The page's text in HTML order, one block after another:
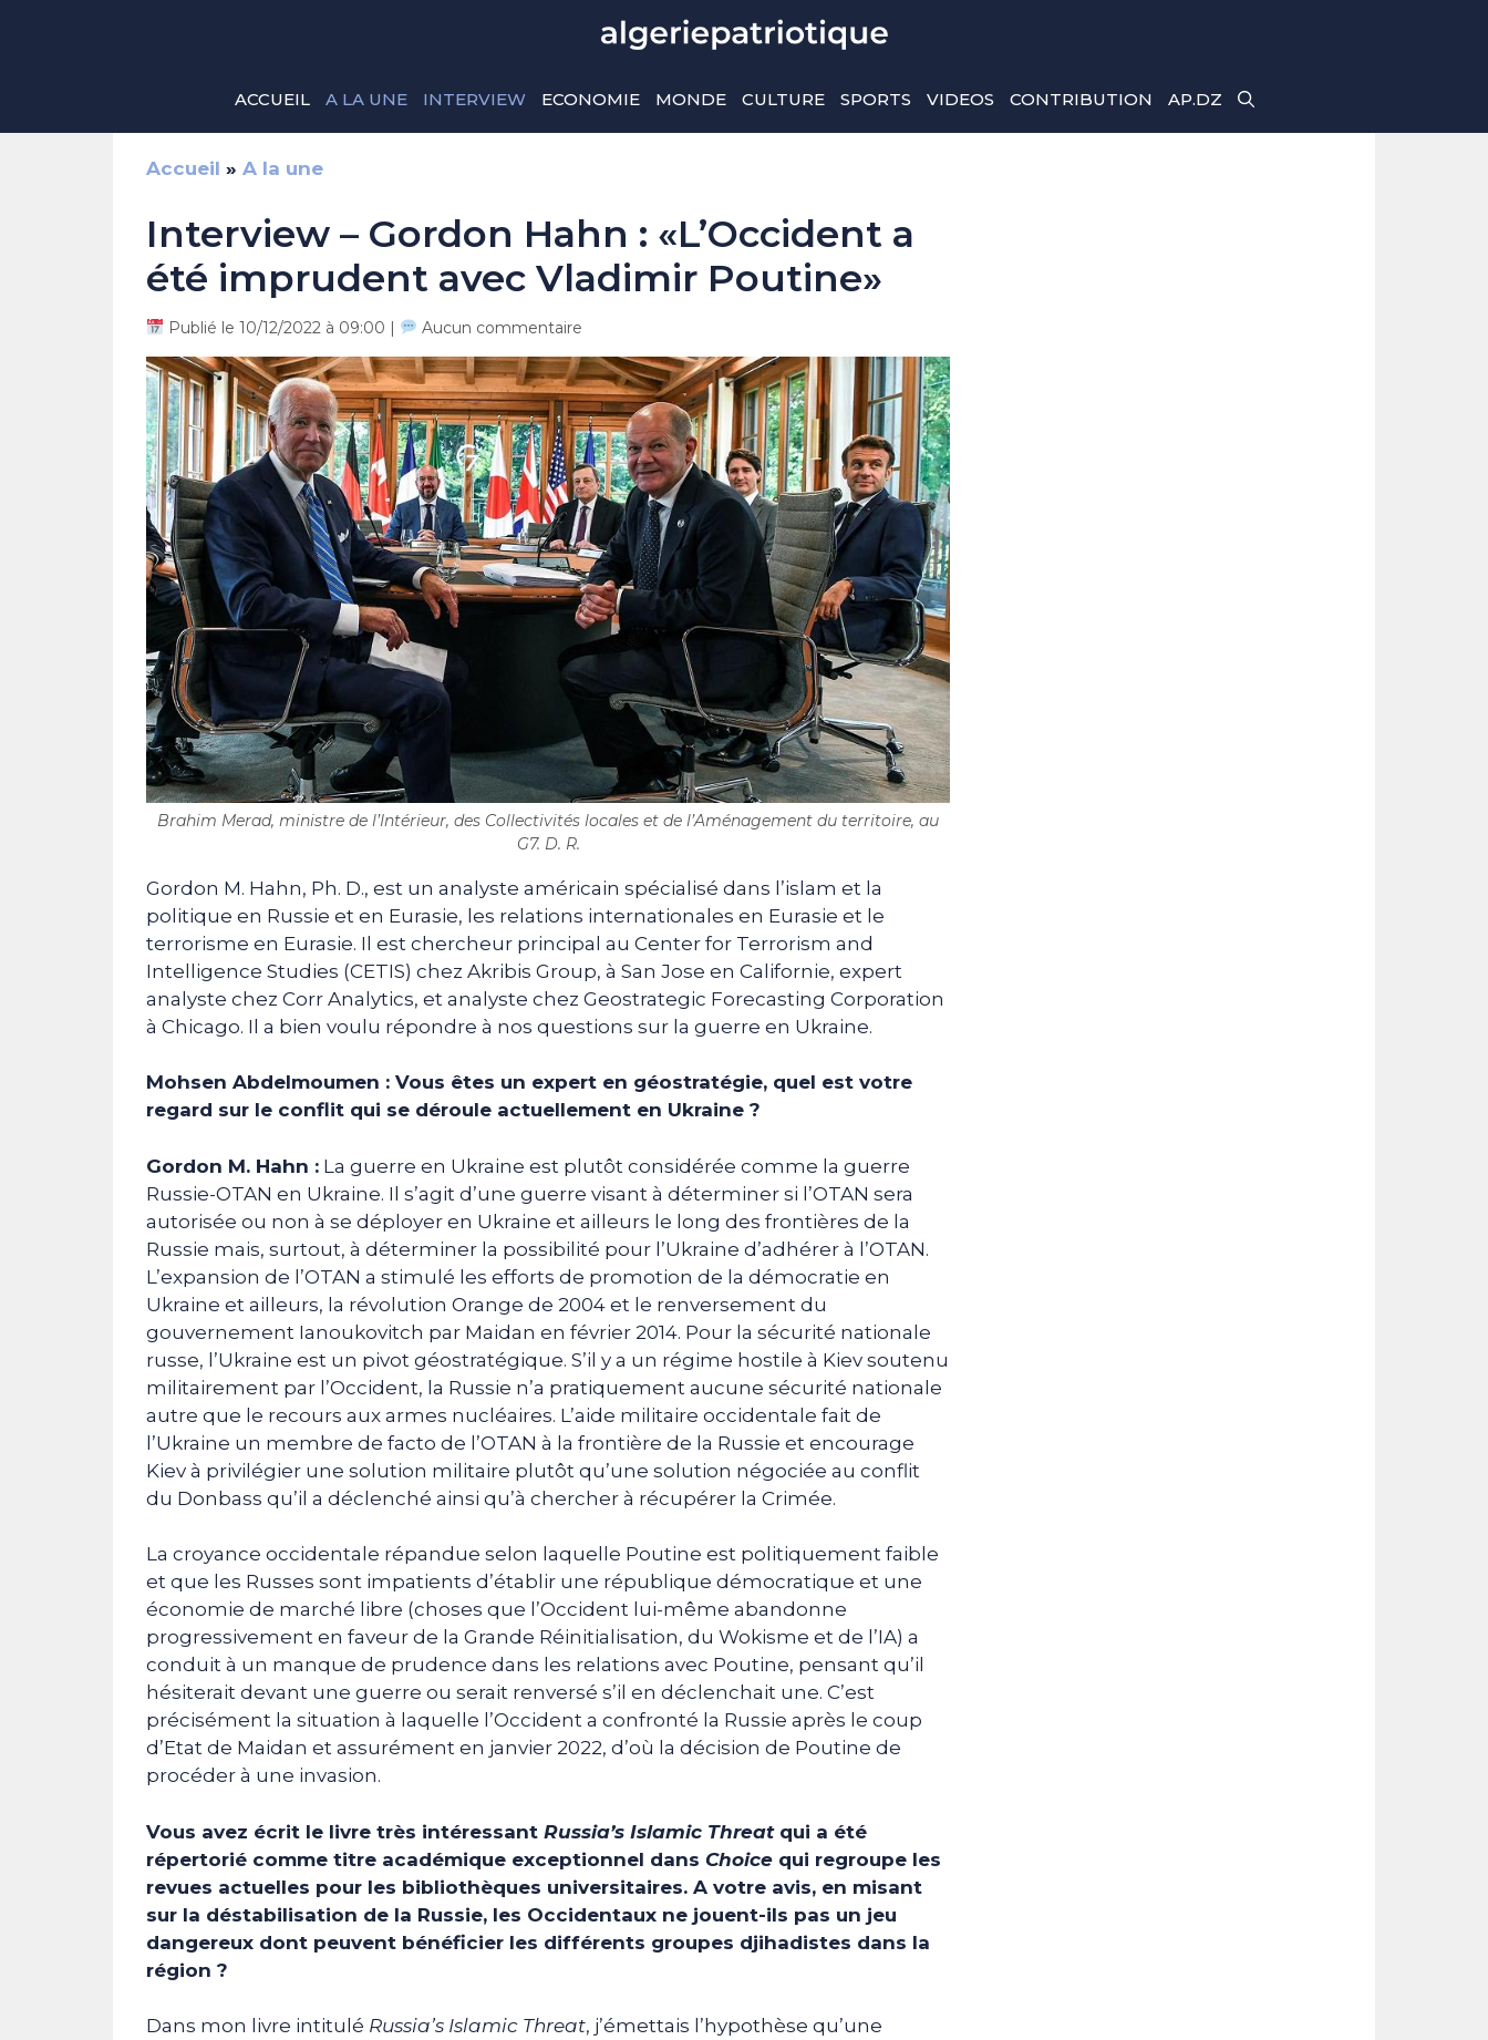
ACCUEIL A LA UNE INTERVIEW ECONOMIE MONDE CULTURE SPORTS VIDEOS CONTRIBUTION AP.DZ
Accueil » A la une
Interview – Gordon Hahn : «L’Occident a
été imprudent avec Vladimir Poutine»
Publié le 10/12/2022 à 09:00 | Aucun commentaire
Brahim Merad, ministre de l’Intérieur, des Collectivités locales et de l’Aménagement du territoire, au
G7. D. R.
Gordon M. Hahn, Ph. D., est un analyste américain spécialisé dans l’islam et la
politique en Russie et en Eurasie, les relations internationales en Eurasie et le
terrorisme en Eurasie. Il est chercheur principal au Center for Terrorism and
Intelligence Studies (CETIS) chez Akribis Group, à San Jose en Californie, expert
analyste chez Corr Analytics, et analyste chez Geostrategic Forecasting Corporation
à Chicago. Il a bien voulu répondre à nos questions sur la guerre en Ukraine.
Mohsen Abdelmoumen : Vous êtes un expert en géostratégie, quel est votre
regard sur le conflit qui se déroule actuellement en Ukraine ?
Gordon M. Hahn : La guerre en Ukraine est plutôt considérée comme la guerre
Russie-OTAN en Ukraine. Il s’agit d’une guerre visant à déterminer si l’OTAN sera
autorisée ou non à se déployer en Ukraine et ailleurs le long des frontières de la
Russie mais, surtout, à déterminer la possibilité pour l’Ukraine d’adhérer à l’OTAN.
L’expansion de l’OTAN a stimulé les efforts de promotion de la démocratie en
Ukraine et ailleurs, la révolution Orange de 2004 et le renversement du
gouvernement Ianoukovitch par Maidan en février 2014. Pour la sécurité nationale
russe, l’Ukraine est un pivot géostratégique. S’il y a un régime hostile à Kiev soutenu
militairement par l’Occident, la Russie n’a pratiquement aucune sécurité nationale
autre que le recours aux armes nucléaires. L’aide militaire occidentale fait de
l’Ukraine un membre de facto de l’OTAN à la frontière de la Russie et encourage
Kiev à privilégier une solution militaire plutôt qu’une solution négociée au conflit
du Donbass qu’il a déclenché ainsi qu’à chercher à récupérer la Crimée.
La croyance occidentale répandue selon laquelle Poutine est politiquement faible
et que les Russes sont impatients d’établir une république démocratique et une
économie de marché libre (choses que l’Occident lui-même abandonne
progressivement en faveur de la Grande Réinitialisation, du Wokisme et de l’IA) a
conduit à un manque de prudence dans les relations avec Poutine, pensant qu’il
hésiterait devant une guerre ou serait renversé s’il en déclenchait une. C’est
précisément la situation à laquelle l’Occident a confronté la Russie après le coup
d’Etat de Maidan et assurément en janvier 2022, d’où la décision de Poutine de
procéder à une invasion.
Vous avez écrit le livre très intéressant Russia’s Islamic Threatqui a été
répertorié comme titre académique exceptionnel dans Choice qui regroupe les
revues actuelles pour les bibliothèques universitaires. A votre avis, en misant
sur la déstabilisation de la Russie, les Occidentaux ne jouent-ils pas un jeu
dangereux dont peuvent bénéficier les différents groupes djihadistes dans la
région ?
Dans mon livre intitulé Russia’s Islamic Threat, j’émettais l’hypothèse qu’une